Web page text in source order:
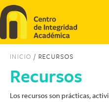
Pasar al contenido principal
INICIO / RECURSOS
Recursos
Los recursos son prácticas,